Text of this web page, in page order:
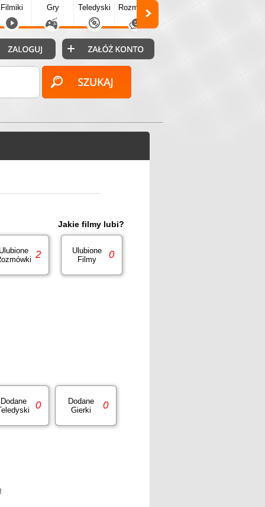
Filmiki Gry Teledyski Rozmówki
2
Jakie filmy lubi?
Ulubione
Filmy
0
Dodane
0
Dodane
Gierki
0